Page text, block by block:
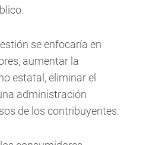
se enfocaría en
aumentar la
estatal, eliminar el
administración
de los contribuyentes.